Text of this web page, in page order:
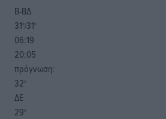
Β-ΒΔ
31°/31°
06:19
20:05
πρόγνωση:
32°
ΔΕ
29°